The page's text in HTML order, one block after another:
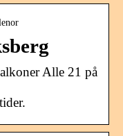
Alle 21 på